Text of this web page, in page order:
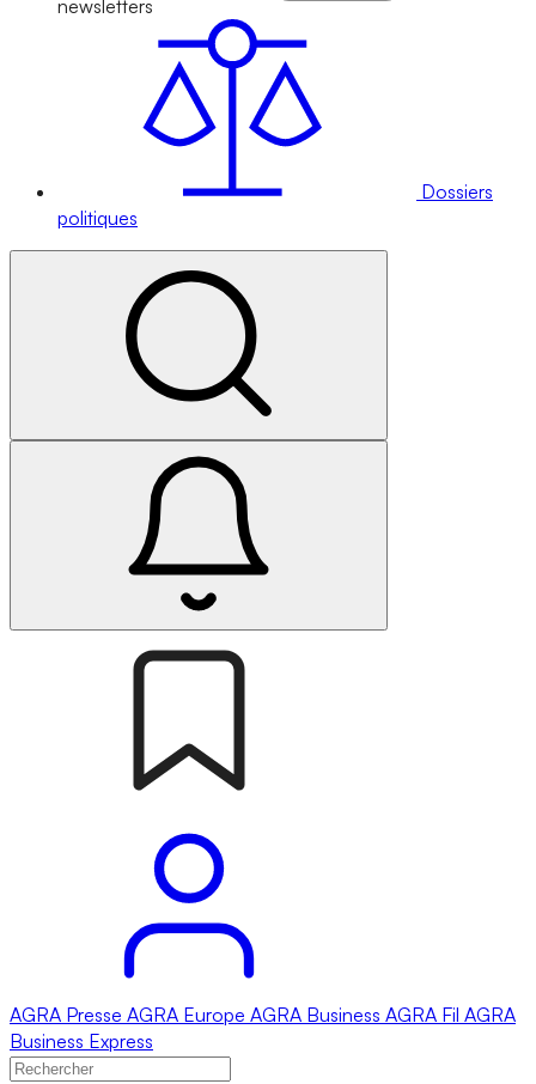
newsletters
Dossiers
politiques
AGRA Presse AGRA Europe AGRA Business AGRA Fil AGRA
Business Express